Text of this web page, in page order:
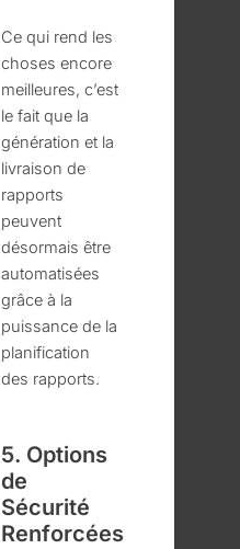
Ce qui rend les
choses encore
meilleures, c’est
le fait que la
génération et la
livraison de
rapports
peuvent
désormais être
automatisées
grâce à la
puissance de la
planification
des rapports.
5. Options
de
Sécurité
Renforcées